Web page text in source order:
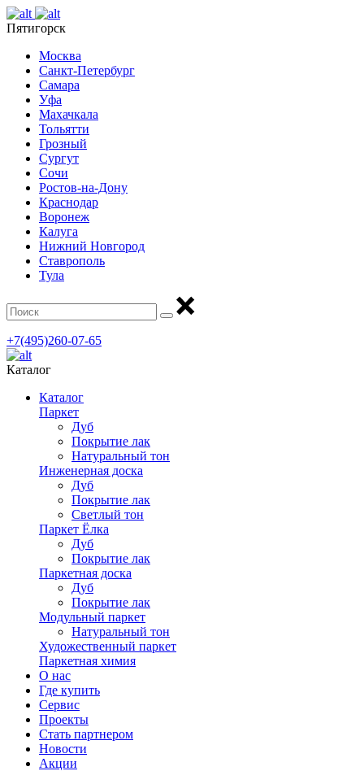
Пятигорск
Москва
Санкт-Петербург
Самара
Уфа
Махачкала
Тольятти
Грозный
Сургут
Сочи
Ростов-на-Дону
Краснодар
Воронеж
Калуга
Нижний Новгород
Ставрополь
Тула
+7(495)260-07-65
Каталог
Каталог
Паркет
Дуб
Покрытие лак
Натуральный тон
Инженерная доска
Дуб
Покрытие лак
Светлый тон
Паркет Ёлка
Дуб
Покрытие лак
Паркетная доска
Дуб
Покрытие лак
Модульный паркет
Натуральный тон
Художественный паркет
Паркетная химия
О нас
Где купить
Сервис
Проекты
Стать партнером
Новости
Акции